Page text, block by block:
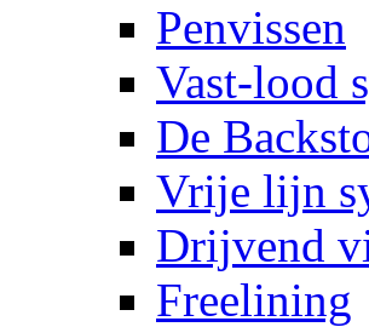
Penvissen
Vast-lood
De
Vrije lijn
Drijvend
Freelining